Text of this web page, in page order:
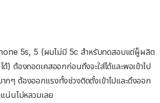
5s, 5 (ผมไม่มี 5c สำหรับทดสอบแต่ผู็ผลิต
ด้) ต้องถอดเคสออกก่อนถึงจะใส่ได้และพอเข้าไป
กๆ ต้องออกแรงทั้งช่วงติดตั้งเข้าไปและดึงออก
แน่นไม่หลวมเลย